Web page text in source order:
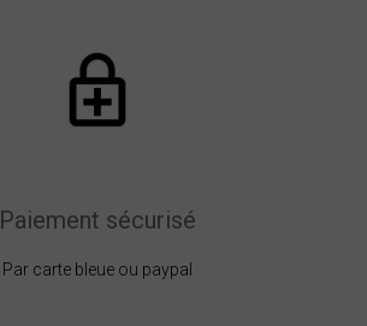
Paiement sécurisé
Par carte bleue ou paypal